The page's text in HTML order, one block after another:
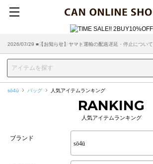
2026/07/29 ■【お知らせ】ヤマト運輸の配送遅延・停止について
2026/03/18 ■店舗受け取りサービスのご案内
sō4ū バッグ 人気アイテムランキング
RANKING
人気アイテムランキング
ブランド